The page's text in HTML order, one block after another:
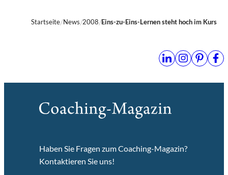
Startseite News 2008 Eins-zu-Eins-Lernen steht hoch im Kurs
Haben Sie Fragen zum Coaching-Magazin?
Kontaktieren Sie uns!